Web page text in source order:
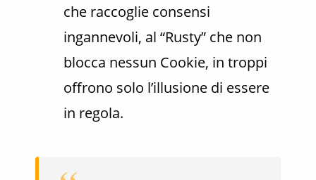
che raccoglie consensi
ingannevoli, al “Rusty” che non
blocca nessun Cookie, in troppi
offrono solo l’illusione di essere
in regola.